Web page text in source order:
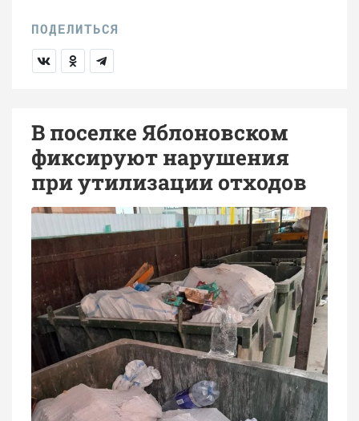
В поселке Яблоновском
фиксируют нарушения
при утилизации отходов